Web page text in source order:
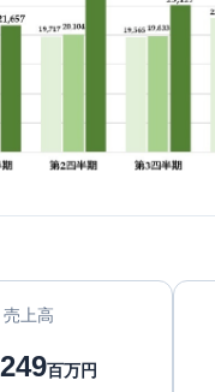
売上高
百万円